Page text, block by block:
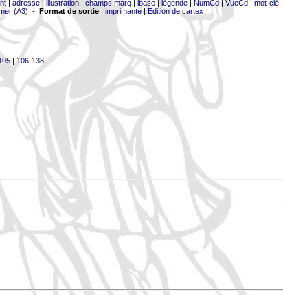
| adresse| illustration| champs marq| lbase| légende| NumCd|VueCd| mot-clé|
(A3) - Format de sortie: imprimante|Edition de cartex
| 106-138